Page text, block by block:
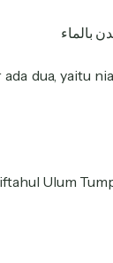
بالماء
dua, yaitu
Ulum